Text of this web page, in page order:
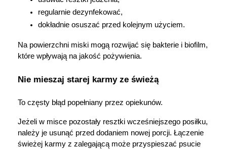
regularnie dezynfekować,
dokładnie osuszać przed kolejnym użyciem.
Na powierzchni miski mogą rozwijać się bakterie i biofilm,
które wpływają na jakość pożywienia.
Nie mieszaj starej karmy ze świeżą
To częsty błąd popełniany przez opiekunów.
Jeżeli w misce pozostały resztki wcześniejszego posiłku,
należy je usunąć przed dodaniem nowej porcji. Łączenie
świeżej karmy z zalegającą może przyspieszać psucie